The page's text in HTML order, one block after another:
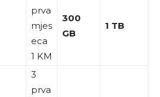
prva
mjes
eca
1 KM
300
GB
1 TB
3
prva